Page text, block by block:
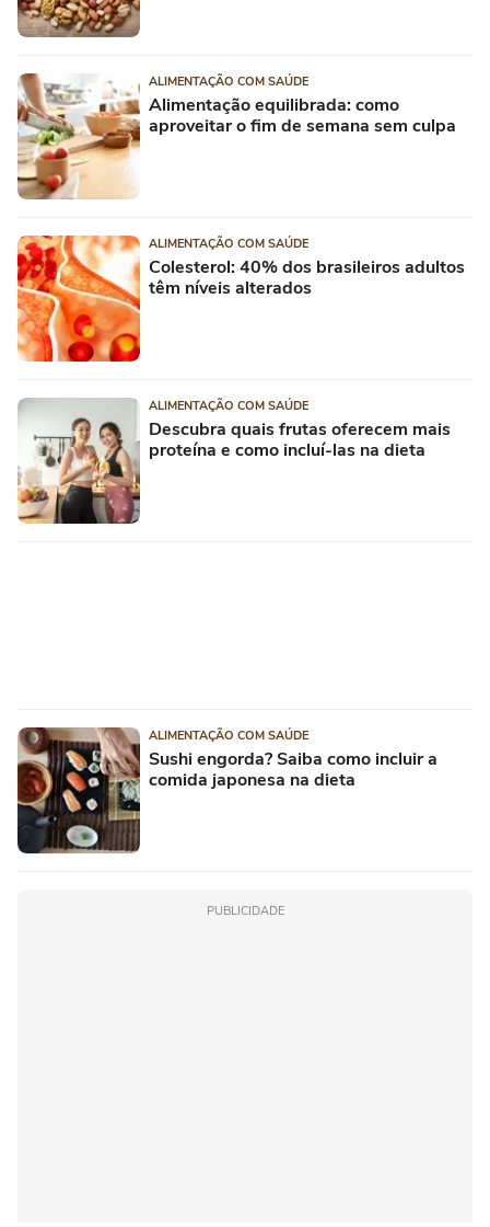
ALIMENTAÇÃO COM SAÚDE
Alimentação equilibrada: como
aproveitar o fim de semana sem culpa
ALIMENTAÇÃO COM SAÚDE
Colesterol: 40% dos brasileiros adultos
têm níveis alterados
ALIMENTAÇÃO COM SAÚDE
Descubra quais frutas oferecem mais
proteína e como incluí-las na dieta
ALIMENTAÇÃO COM SAÚDE
Sushi engorda? Saiba como incluir a
comida japonesa na dieta
PUBLICIDADE